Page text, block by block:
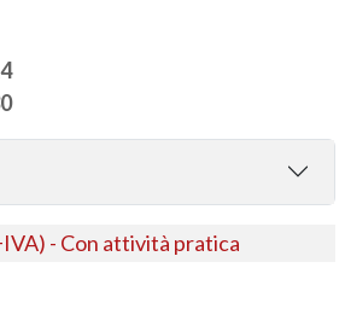
- Con attività pratica